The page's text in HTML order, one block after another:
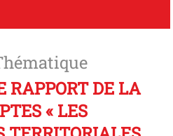
RAPPORT DE LA
« LES